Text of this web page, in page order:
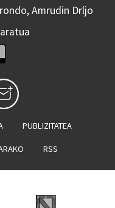
Amrudin Drljo
PUBLIZITATEA
RSS